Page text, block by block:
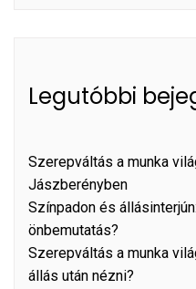
Legutóbbi
Szerepváltás a munka
Jászberényben
Színpadon és
önbemutatás?
Szerepváltás a munka
állás után nézni?